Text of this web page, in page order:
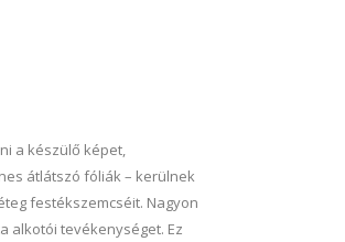
a készülő képet,
átlátszó fóliák – kerülnek
festékszemcséit. Nagyon
alkotói tevékenységet. Ez